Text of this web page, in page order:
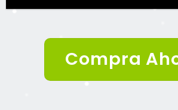
Compra